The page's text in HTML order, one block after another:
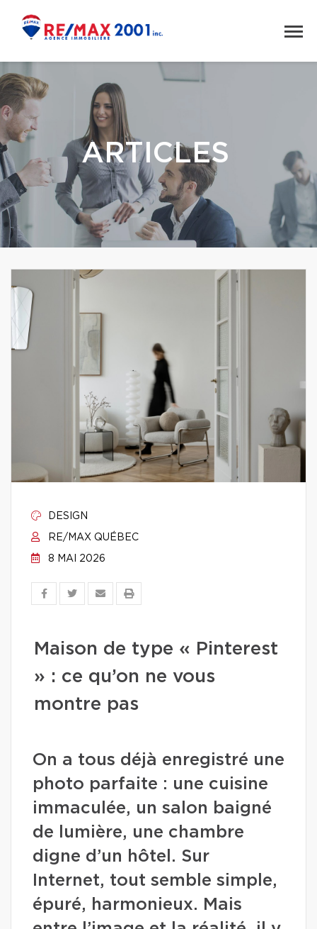
ARTICLES
DESIGN
RE/MAX QUÉBEC
8 MAI 2026
Maison de type « Pinterest
» : ce qu’on ne vous
montre pas
On a tous déjà enregistré une
photo parfaite : une cuisine
immaculée, un salon baigné
de lumière, une chambre
digne d’un hôtel. Sur
Internet, tout semble simple,
épuré, harmonieux. Mais